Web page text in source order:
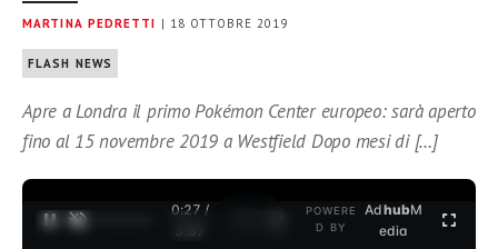
MARTINA PEDRETTI | 18 OTTOBRE 2019
FLASH NEWS
Apre a Londra il primo Pokémon Center europeo: sarà aperto
fino al 15 novembre 2019 a Westfield Dopo mesi di […]
0:27 /
3:37
POWERE
D BY
AdhubM
edia